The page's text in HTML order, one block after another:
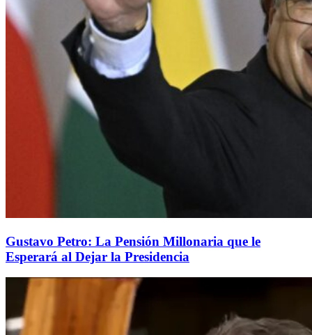
Gustavo Petro: La Pensión Millonaria que le
Esperará al Dejar la Presidencia